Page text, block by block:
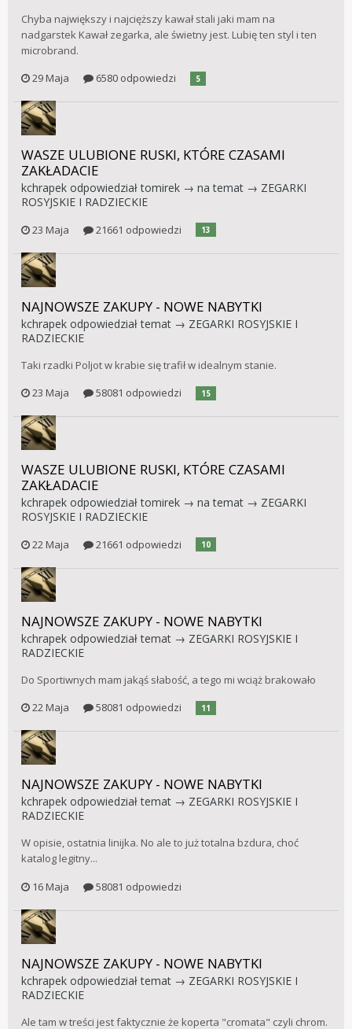
Chyba największy i najcięższy kawał stali jaki mam na
nadgarstek Kawał zegarka, ale świetny jest. Lubię ten styl i ten
microbrand.
29 Maja
6580 odpowiedzi 5
WASZE ULUBIONE RUSKI, KTÓRE CZASAMI
ZAKŁADACIE
kchrapek odpowiedziałtomirek → na temat → ZEGARKI
ROSYJSKIE I RADZIECKIE
23 Maja 21661 odpowiedzi 13
NAJNOWSZE ZAKUPY - NOWE NABYTKI
kchrapek odpowiedział temat → ZEGARKI ROSYJSKIE I
RADZIECKIE
Taki rzadki Poljot w krabie się trafił w idealnym stanie.
23 Maja
58081 odpowiedzi 15
WASZE ULUBIONE RUSKI, KTÓRE CZASAMI
ZAKŁADACIE
kchrapek odpowiedziałtomirek → na temat → ZEGARKI
ROSYJSKIE I RADZIECKIE
22 Maja 21661 odpowiedzi 10
NAJNOWSZE ZAKUPY - NOWE NABYTKI
kchrapek odpowiedział temat → ZEGARKI ROSYJSKIE I
RADZIECKIE
Do Sportiwnych mam jakąś słabość, a tego mi wciąż brakowało
22 Maja
58081 odpowiedzi 11
NAJNOWSZE ZAKUPY - NOWE NABYTKI
kchrapek odpowiedział temat → ZEGARKI ROSYJSKIE I
RADZIECKIE
W opisie, ostatnia linijka. No ale to już totalna bzdura, choć
katalog legitny...
16 Maja
58081 odpowiedzi
NAJNOWSZE ZAKUPY - NOWE NABYTKI
kchrapek odpowiedział temat → ZEGARKI ROSYJSKIE I
RADZIECKIE
Ale tam w treści jest faktycznie że koperta "cromata" czyli chrom.